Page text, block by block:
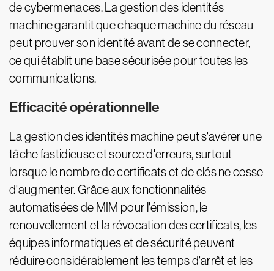
de cybermenaces. La gestion des identités
machine garantit que chaque machine du réseau
peut prouver son identité avant de se connecter,
ce qui établit une base sécurisée pour toutes les
communications.
Efficacité opérationnelle
La gestion des identités machine peut s'avérer une
tâche fastidieuse et source d'erreurs, surtout
lorsque le nombre de certificats et de clés ne cesse
d'augmenter. Grâce aux fonctionnalités
automatisées de MIM pour l'émission, le
renouvellement et la révocation des certificats, les
équipes informatiques et de sécurité peuvent
réduire considérablement les temps d'arrêt et les